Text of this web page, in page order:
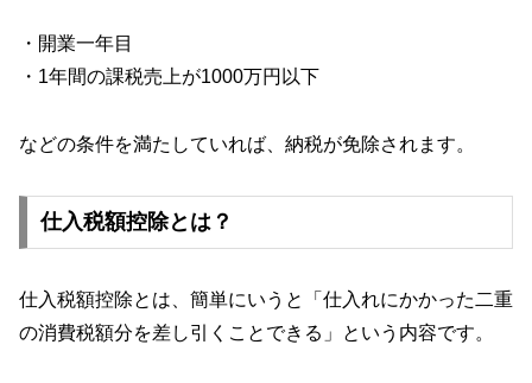
・開業一年目
・1年間の課税売上が1000万円以下
などの条件を満たしていれば、納税が免除されます。
仕入税額控除とは？
仕入税額控除とは、簡単にいうと「仕入れにかかった二重
の消費税額分を差し引くことできる」という内容です。